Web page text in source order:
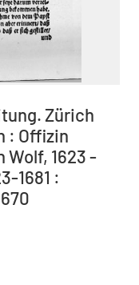
Zürich
: Offizin
Wolf, 1623 -
1681 :